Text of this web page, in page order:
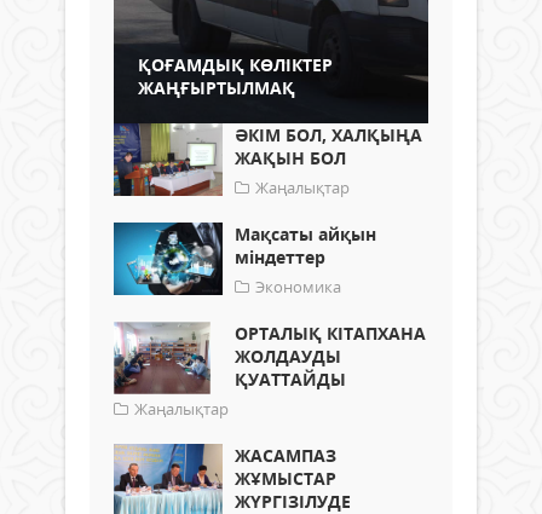
ҚОҒАМДЫҚ КӨЛІКТЕР
ЖАҢҒЫРТЫЛМАҚ
ӘКІМ БОЛ, ХАЛҚЫҢА
ЖАҚЫН БОЛ
Жаңалықтар
Мақсаты айқын
міндеттер
Экономика
ОРТАЛЫҚ КІТАПХАНА
ЖОЛДАУДЫ
ҚУАТТАЙДЫ
Жаңалықтар
ЖАСАМПАЗ
ЖҰМЫСТАР
ЖҮРГІЗІЛУДЕ